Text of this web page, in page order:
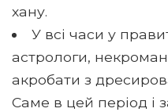
хану.
У всі часи у
астрологи,
акробати з
Саме в цей період і